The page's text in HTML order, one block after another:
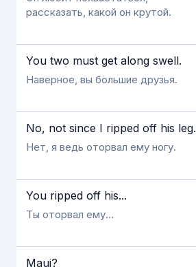
рассказать, какой он крутой.
You two must get along swell.
Наверное, вы большие друзья.
No, not since I ripped off his leg.
Нет, я ведь оторвал ему ногу.
You ripped off his...
Ты оторвал ему...
Maui?